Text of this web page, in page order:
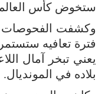
ستخوض كأس
وكشفت الفحوصات
فترة تعافيه
يعني تبخر آمال
بلاده في المونديال.